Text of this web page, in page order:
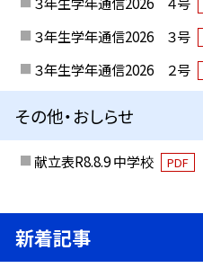
３年生学年通信2026 ３号
３年生学年通信2026 ２号
その他・おしらせ
献立表R8.8.9 中学校 PDF
新着記事